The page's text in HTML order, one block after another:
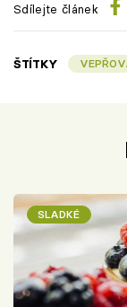
Sdílejte článek
ŠTÍTKY
SLADKÉ